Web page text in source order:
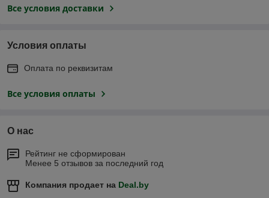
Все условия доставки
Условия оплаты
Оплата по реквизитам
Все условия оплаты
О нас
Рейтинг не сформирован
Менее 5 отзывов за последний год
Компания продает на Deal.by